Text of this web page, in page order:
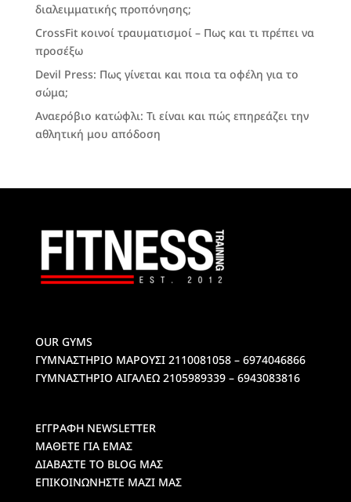
διαλειμματικής προπόνησης;
CrossFit κοινοί τραυματισμοί – Πως και τι πρέπει να
προσέξω
Devil Press: Πως γίνεται και ποια τα οφέλη για το
σώμα;
Αναερόβιο κατώφλι: Τι είναι και πώς επηρεάζει την
αθλητική μου απόδοση
OUR GYMS
ΓΥΜΝΑΣΤΗΡΙΟ ΜΑΡΟΥΣΙ2110081058 – 6974046866
ΓΥΜΝΑΣΤΗΡΙΟ ΑΙΓΑΛΕΩ2105989339 – 6943083816
ΕΓΓΡΑΦΗ NEWSLETTER
ΜΑΘΕΤΕ ΓΙΑ ΕΜΑΣ
ΔΙΑΒΑΣΤΕ ΤΟ BLOG ΜΑΣ
ΕΠΙΚΟΙΝΩΝΗΣΤΕ ΜΑΖΙ ΜΑΣ